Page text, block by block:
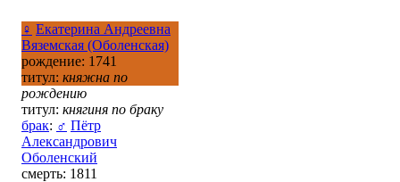
♀ Екатерина Андреевна
Вяземская (Оболенская)
рождение: 1741
титул: княжна по
рождению
титул: княгиня по браку
брак: ♂ Пётр
Александрович
Оболенский
смерть: 1811